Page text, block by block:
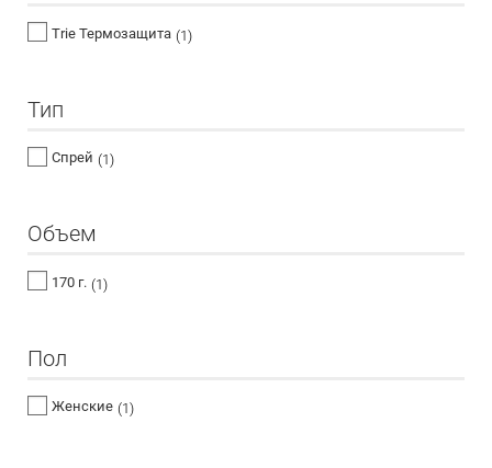
Trie Термозащита (1)
Тип
Спрей (1)
Объем
170 г. (1)
Пол
Женские (1)